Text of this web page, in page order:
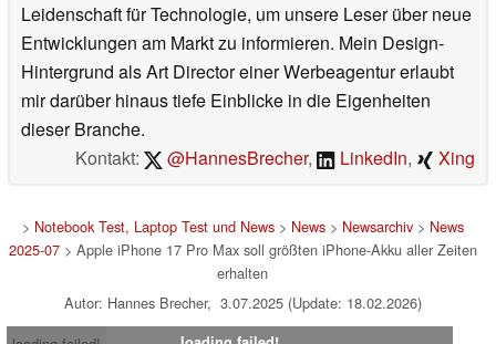
Leidenschaft für Technologie, um unsere Leser über neue
Entwicklungen am Markt zu informieren. Mein Design-
Hintergrund als Art Director einer Werbeagentur erlaubt
mir darüber hinaus tiefe Einblicke in die Eigenheiten
dieser Branche.
Kontakt:
@HannesBrecher, LinkedIn, Xing
> Notebook Test, Laptop Test und News> News> Newsarchiv> News
2025-07> Apple iPhone 17 Pro Max soll größten iPhone-Akku aller Zeiten
erhalten
Autor: Hannes Brecher, 3.07.2025 (Update: 18.02.2026)